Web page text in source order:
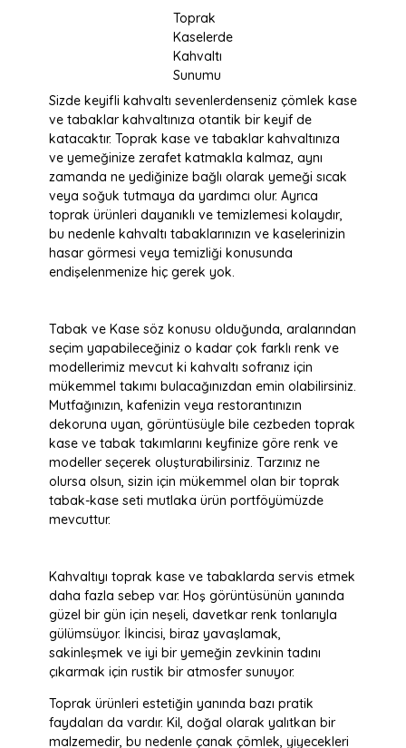
Toprak
Kaselerde
Kahvaltı
Sunumu
Sizde keyifli kahvaltı sevenlerdenseniz çömlek kase
ve tabaklar kahvaltınıza otantik bir keyif de
katacaktır. Toprak kase ve tabaklar kahvaltınıza
ve yemeğinize zerafet katmakla kalmaz, aynı
zamanda ne yediğinize bağlı olarak yemeği sıcak
veya soğuk tutmaya da yardımcı olur. Ayrıca
toprak ürünleri dayanıklı ve temizlemesi kolaydır,
bu nedenle kahvaltı tabaklarınızın ve kaselerinizin
hasar görmesi veya temizliği konusunda
endişelenmenize hiç gerek yok.
Tabak ve Kase söz konusu olduğunda, aralarından
seçim yapabileceğiniz o kadar çok farklı renk ve
modellerimiz mevcut ki kahvaltı sofranız için
mükemmel takımı bulacağınızdan emin olabilirsiniz.
Mutfağınızın, kafenizin veya restorantınızın
dekoruna uyan, görüntüsüyle bile cezbeden toprak
kase ve tabak takımlarını keyfinize göre renk ve
modeller seçerek oluşturabilirsiniz. Tarzınız ne
olursa olsun, sizin için mükemmel olan bir toprak
tabak-kase seti mutlaka ürün portföyümüzde
mevcuttur.
Kahvaltıyı toprak kase ve tabaklarda servis etmek
daha fazla sebep var. Hoş görüntüsünün yanında
güzel bir gün için neşeli, davetkar renk tonlarıyla
gülümsüyor. İkincisi, biraz yavaşlamak,
sakinleşmek ve iyi bir yemeğin zevkinin tadını
çıkarmak için rustik bir atmosfer sunuyor.
Toprak ürünleri estetiğin yanında bazı pratik
faydaları da vardır. Kil, doğal olarak yalıtkan bir
malzemedir, bu nedenle çanak çömlek, yiyecekleri